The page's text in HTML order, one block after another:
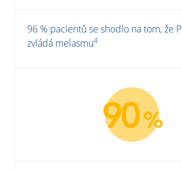
96 % pacientů se shodlo na tom, že
zvládá melasmu4